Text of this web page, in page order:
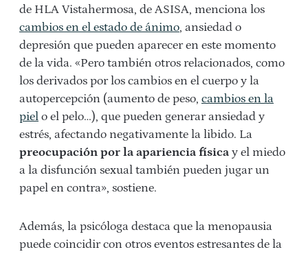
de HLA Vistahermosa, de ASISA, menciona los
cambios en el estado de ánimo, ansiedad o
depresión que pueden aparecer en este momento
de la vida. «Pero también otros relacionados, como
los derivados por los cambios en el cuerpo y la
autopercepción (aumento de peso, cambios en la
piel o el pelo…), que pueden generar ansiedad y
estrés, afectando negativamente la libido. La
preocupación por la apariencia física y el miedo
a la disfunción sexual también pueden jugar un
papel en contra», sostiene.
Además, la psicóloga destaca que la menopausia
puede coincidir con otros eventos estresantes de la